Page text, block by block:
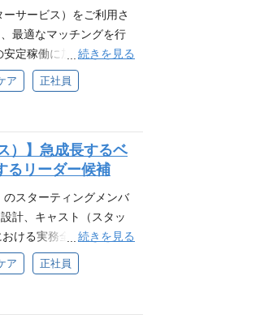
フリースペースTHINK
たエスプレッソマシー
切に仕事をすることが
コミュニケーションを
の立場に立ち、誠実で
や状況の変化に合わせ
にならず自ら前向きに
書、高級リテールなど
どもや教育に関連する
ド対応等で活かすこと
動への強い意欲がある
にお願いして本当に良
社会貢献の実感：深刻
値の高いミッション
キル：多種多様なお客
サービス）をご利用さ
最適なマッチングを行
定稼働に加え、新サー
点における業務標準
発揮していただきま
育成、目標設定、評価
準化および業務効率化
エスカレーション対応
るマネージャーや他部
【マネジメントして
ー）からのお問い合わ
務 ・入会を希望される
経験（目安3年以上） ・
ペレーション部門での
続きを見る
ア 正社員
）】急成長するベ
るリーダー候補
スターティングメンバ
計、キャスト（スタッ
ける実務全般を幅広く
なく、同じ会社内にあ
々に提供していた家事
点を加えることによっ
的な業務例 ・新規家事
続きを見る
ア 正社員